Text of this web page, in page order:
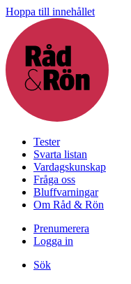
Hoppa till innehållet
Tester
Svarta listan
Vardagskunskap
Fråga oss
Bluffvarningar
Om Råd & Rön
Prenumerera
Logga in
Sök